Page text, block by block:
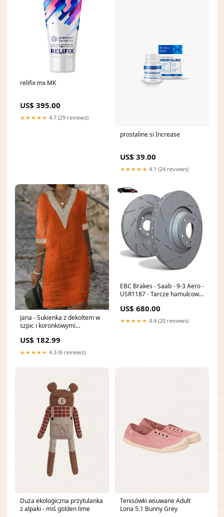
relifix mx MK
US$ 395.00
★★★★★ 4.7 (29 reviews)
prostaline si Increase
US$ 39.00
★★★★★ 4.1 (24 reviews)
Jana - Sukienka z dekoltem w
szpic i koronkowymi
US$ 182.99
★★★★★ 4.3 (6 reviews)
EBC Brakes - Saab - 9-3 Aero -
USR1187 - Tarcze hamulcowe
Przód nuke
US$ 680.00
★★★★★ 4.4 (20 reviews)
Duża ekologiczna przytulanka
z alpaki - miś golden lime
Tenisówki wsuwane Adult
Lona 5.1 Bunny Grey